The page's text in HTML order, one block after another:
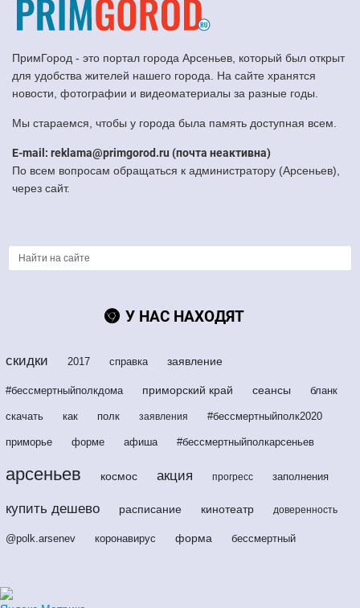
ПримГород - это портал города Арсеньев, который был открыт
для удобства жителей нашего города. На сайте хранятся
новости, фотографии и видеоматериалы за разные годы.
Мы стараемся, чтобы у города была память доступная всем.
E-mail: reklama@primgorod.ru (почта неактивна)
По всем вопросам обращаться к администратору (Арсеньев),
через сайт.
У НАС НАХОДЯТ
скидки 2017 справка заявление
#бессмертныйполкдома приморский край сеансы бланк
скачать как полк заявления #бессмертныйполк2020
приморье форме афиша #бессмертныйполкарсеньев
арсеньев космос акция прогресс заполнения
купить дешево расписание кинотеатр доверенность
@polk.arsenev коронавирус форма бессмертный